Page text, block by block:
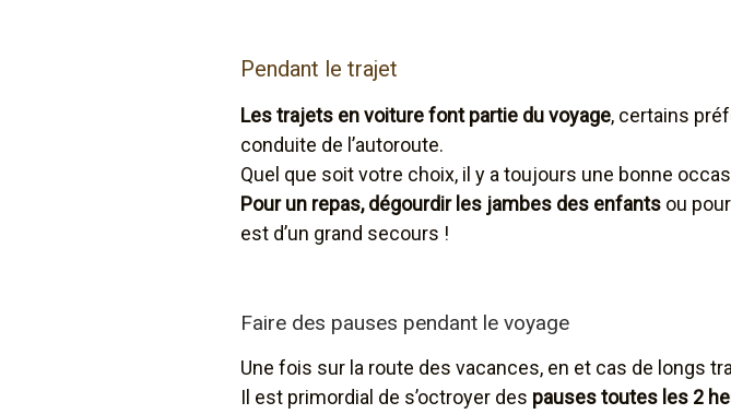
Pendant le trajet
Les trajets en voiture font partie du voyage, certains
conduite de l’autoroute.
Quel que soit votre choix, il y a toujours une bonne
Pour un repas, dégourdir les jambes des enfants ou
est d’un grand secours !
Faire des pauses pendant le voyage
Une fois sur la route des vacances, en et cas de longs
Il est primordial de s’octroyer des pauses toutes les 2